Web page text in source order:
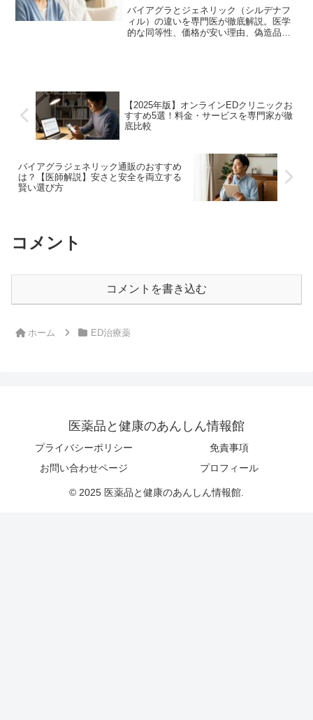
バイアグラとジェネリック（シルデナフ
ィル）の違いを専門医が徹底解説。医学
的な同等性、価格が安い理由、偽造品の
【2025年版】オンラインEDクリニックお
すすめ5選！料金・サービスを専門家が徹
底比較
バイアグラジェネリック通販のおすすめ
は？【医師解説】安さと安全を両立する
賢い選び方
コメント
コメントを書き込む
ホーム ED治療薬
医薬品と健康のあんしん情報館
プライバシーポリシー
免責事項
お問い合わせページ
プロフィール
© 2025 医薬品と健康のあんしん情報館.